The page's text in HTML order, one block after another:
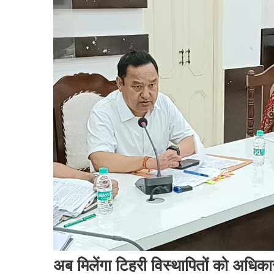
अब मिलेंगा टिहरी विस्थापितों को